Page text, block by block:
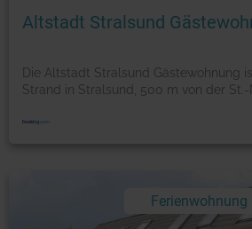
Altstadt Stralsund
Die Altstadt Stralsund Gästewohnung
Strand in Stralsund, 500 m von der
Ferienwohnung